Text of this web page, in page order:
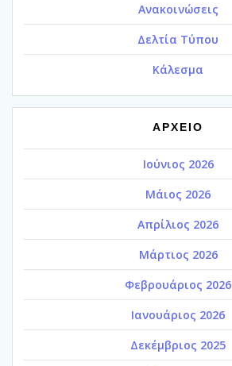
Ανακοινώσεις
Δελτία Τύπου
Κάλεσμα
ΑΡΧΕΙΟ
Ιούνιος 2026
Μάιος 2026
Απρίλιος 2026
Μάρτιος 2026
Φεβρουάριος 2026
Ιανουάριος 2026
Δεκέμβριος 2025